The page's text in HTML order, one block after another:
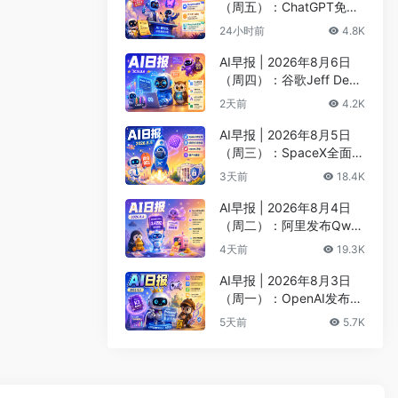
（周五）：ChatGPT免费
版升级GPT-5.6 Luna无限
萨比斯卸任CEO
24小时前 4.8K
AI早报 | 2026年8月6日
（周四）：谷歌Jeff Dean
创办AI科学公司、Meta发
2天前 4.2K
AI早报 | 2026年8月5日
（周三）：SpaceX全面押
注英伟达布局太空AI、四
3天前 18.4K
AI早报 | 2026年8月4日
（周二）：阿里发布Qwen
3.8-Max旗舰模型、MiniM
4天前 19.3K
AI早报 | 2026年8月3日
（周一）：OpenAI发布Pr
esence、DNA证据被曝可
5天前 5.7K